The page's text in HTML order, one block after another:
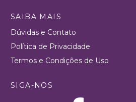
SAIBA MAIS
Dúvidas e Contato
Política de Privacidade
Termos e Condições de Uso
SIGA-NOS